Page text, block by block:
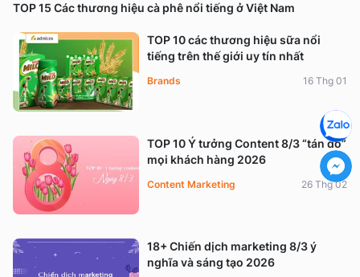
TOP 15 Các thương hiệu cà phê nổi tiếng ở Việt Nam
TOP 10 các thương hiệu sữa nổi
tiếng trên thế giới uy tín nhất
Brands 16 Thg 01
TOP 10 Ý tưởng Content 8/3 “tán đổ”
mọi khách hàng 2026
Content Marketing 26 Thg 02
18+ Chiến dịch marketing 8/3 ý
nghĩa và sáng tạo 2026